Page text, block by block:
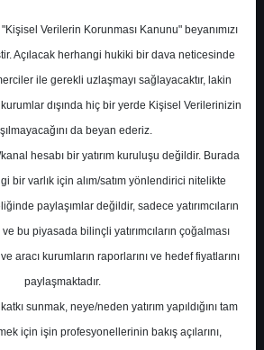
0
Verilerin Korunması Kanunu" beyanımızı
Açılacak herhangi hukiki bir dava neticesinde
ile gerekli uzlaşmayı sağlayacaktır, lakin
dışında hiç bir yerde Kişisel Verilerinizin
da beyan ederiz.
hesabı bir yatırım kuruluşu değildir. Burada
bir varlık için alım/satım yönlendirici nitelikte
paylaşımlar değildir, sadece yatırımcıların
bu piyasada bilinçli yatırımcıların çoğalması
aracı kurumların raporlarını ve hedef fiyatlarını
paylaşmaktadır.
sunmak, neye/neden yatırım yapıldığını tam
için işin profesyonellerinin bakış açılarını,